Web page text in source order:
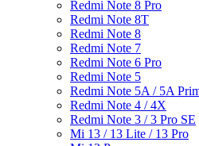
Redmi Note 8 Pro
Redmi Note 8T
Redmi Note 8
Redmi Note 7
Redmi Note 6 Pro
Redmi Note 5
Redmi Note 5A / 5A
Redmi Note 4 / 4X
Redmi Note 3 / 3 Pro SE
Mi 13 / 13 Lite / 13 Pro